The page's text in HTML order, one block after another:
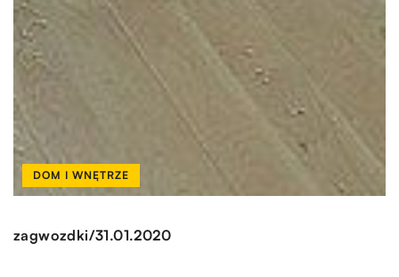
DOM I WNĘTRZE
zagwozdki/31.01.2020